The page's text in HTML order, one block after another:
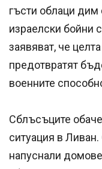
гъсти облаци дим
израелски бойни
заявяват, че
предотвратят
военните
Сблъсъците
ситуация в
напуснали